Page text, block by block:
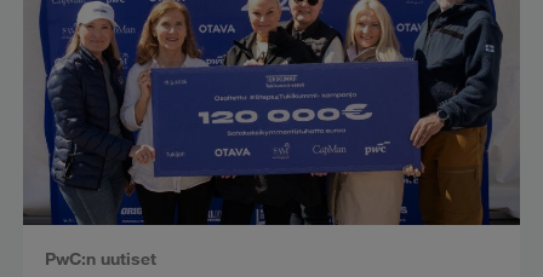
PwC:n uutiset